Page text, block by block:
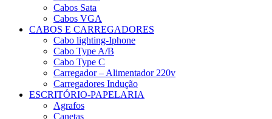
Cabos Sata
Cabos VGA
CABOS E CARREGADORES
Cabo lighting-Iphone
Cabo Type A/B
Cabo Type C
Carregador – Alimentador 220v
Carregadores Indução
ESCRITÓRIO-PAPELARIA
Agrafos
Canetas